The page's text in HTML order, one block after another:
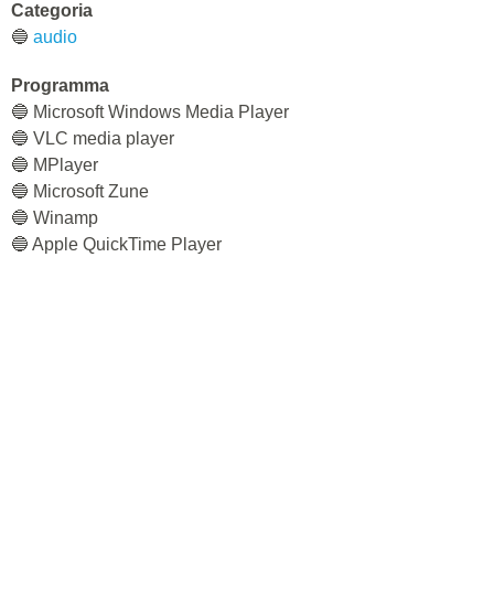
Categoria
🔵 audio
Programma
🔵 Microsoft Windows Media Player
🔵 VLC media player
🔵 MPlayer
🔵 Microsoft Zune
🔵 Winamp
🔵 Apple QuickTime Player